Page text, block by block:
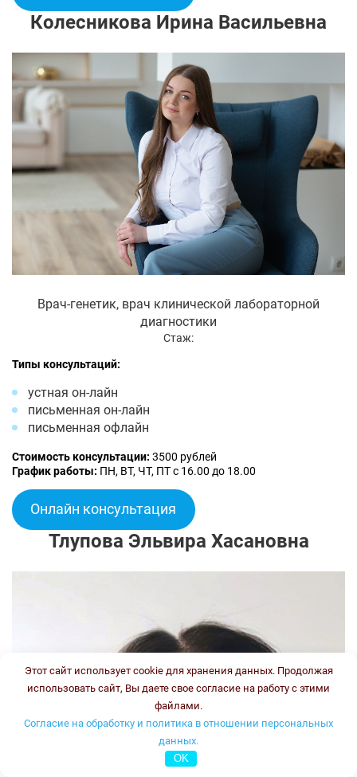
Колесникова Ирина Васильевна
Врач-генетик, врач клинической лабораторной
диагностики
Стаж:
Типы консультаций:
устная он-лайн
письменная он-лайн
письменная офлайн
Стоимость консультации: 3500 рублей
График работы: ПН, ВТ, ЧТ, ПТ с 16.00 до 18.00
Онлайн консультация
Тлупова Эльвира Хасановна
Этот сайт использует cookie для хранения данных. Продолжая
использовать сайт, Вы даете свое согласие на работу с этими
файлами.
Согласие на обработку и политика в отношении персональных
данных.
OK